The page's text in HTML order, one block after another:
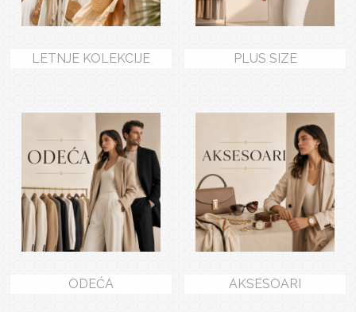
LETNJE KOLEKCIJE PLUS SIZE
ODEĆA AKSESOARI